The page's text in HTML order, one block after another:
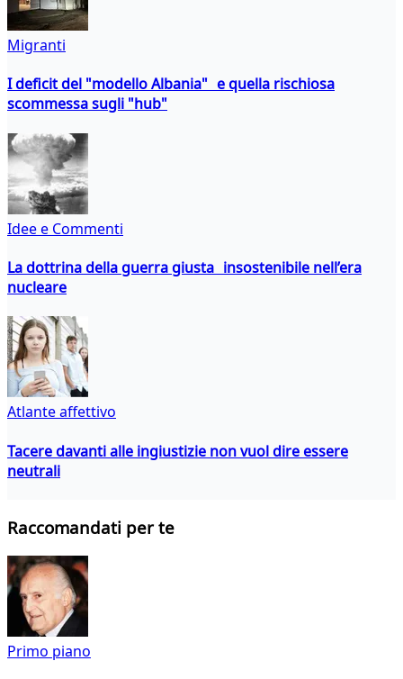
Migranti
I deficit del "modello Albania" e quella rischiosa
scommessa sugli "hub"
Idee e Commenti
La dottrina della guerra giusta insostenibile nell’era
nucleare
Atlante affettivo
Tacere davanti alle ingiustizie non vuol dire essere
neutrali
Raccomandati per te
Primo piano